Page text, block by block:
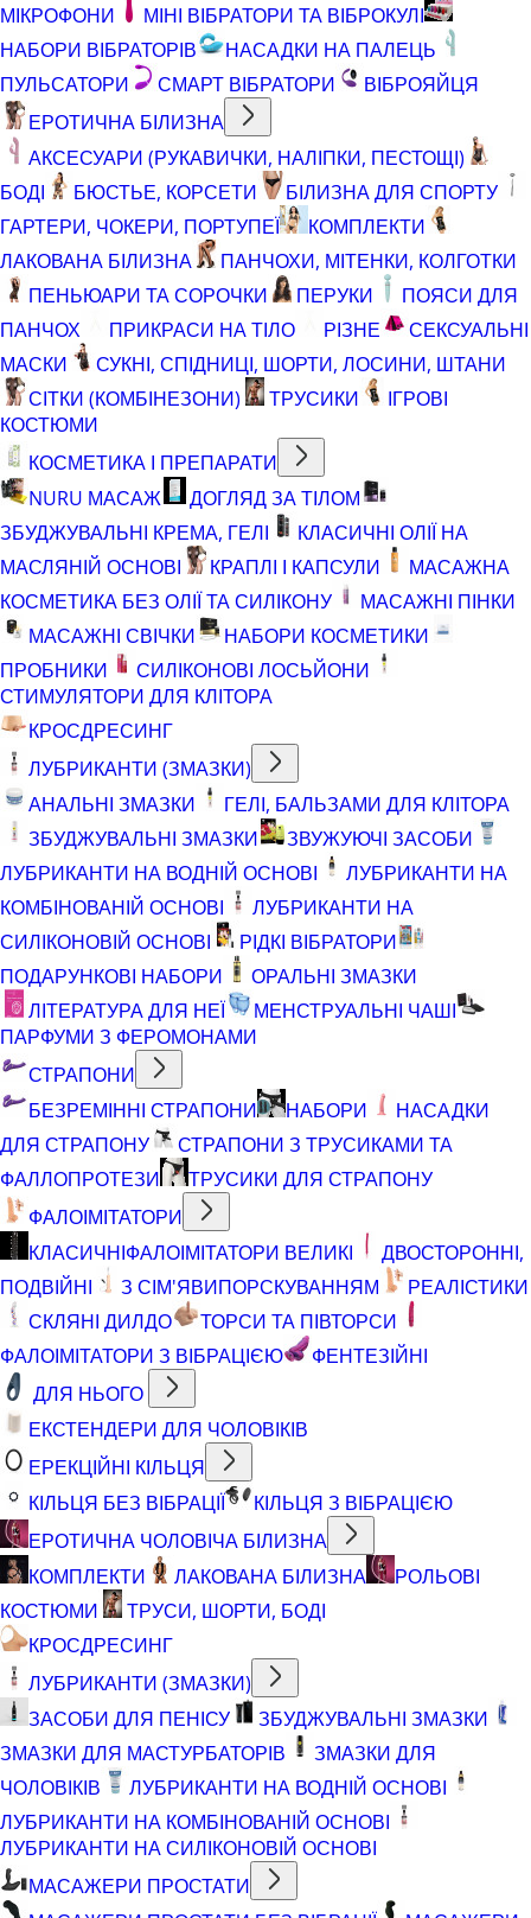
МІКРОФОНИ
МІНІ ВІБРАТОРИ ТА ВІБРОКУЛІ
НАБОРИ ВІБРАТОРІВ
НАСАДКИ НА ПАЛЕЦЬ
ПУЛЬСАТОРИ
СМАРТ ВІБРАТОРИ
ВІБРОЯЙЦЯ
ЕРОТИЧНА БІЛИЗНА
АКСЕСУАРИ (РУКАВИЧКИ, НАЛІПКИ, ПЕСТОЩІ)
БОДІ
БЮСТЬЕ, КОРСЕТИ
БІЛИЗНА ДЛЯ СПОРТУ
ГАРТЕРИ, ЧОКЕРИ, ПОРТУПЕЇ
КОМПЛЕКТИ
ЛАКОВАНА БІЛИЗНА
ПАНЧОХИ, МІТЕНКИ, КОЛГОТКИ
ПЕНЬЮАРИ ТА СОРОЧКИ
ПЕРУКИ
ПОЯСИ ДЛЯ
ПАНЧОХ
ПРИКРАСИ НА ТІЛО РІЗНЕ
СЕКСУАЛЬНІ
МАСКИ
СУКНІ, СПІДНИЦІ, ШОРТИ, ЛОСИНИ, ШТАНИ
СІТКИ (КОМБІНЕЗОНИ)
ТРУСИКИ
ІГРОВІ
КОСТЮМИ
КОСМЕТИКА І ПРЕПАРАТИ
NURU МАСАЖ
ДОГЛЯД ЗА ТІЛОМ
ЗБУДЖУВАЛЬНІ КРЕМА, ГЕЛІ
КЛАСИЧНІ ОЛІЇ НА
МАСЛЯНІЙ ОСНОВІ
КРАПЛІ І КАПСУЛИ
МАСАЖНА
КОСМЕТИКА БЕЗ ОЛІЇ ТА СИЛІКОНУ
МАСАЖНІ ПІНКИ
МАСАЖНІ СВІЧКИ
НАБОРИ КОСМЕТИКИ
ПРОБНИКИ
СИЛІКОНОВІ ЛОСЬЙОНИ
СТИМУЛЯТОРИ ДЛЯ КЛІТОРА
КРОСДРЕСИНГ
ЛУБРИКАНТИ (ЗМАЗКИ)
АНАЛЬНІ ЗМАЗКИ
ГЕЛІ, БАЛЬЗАМИ ДЛЯ КЛІТОРА
ЗБУДЖУВАЛЬНІ ЗМАЗКИ
ЗВУЖУЮЧІ ЗАСОБИ
ЛУБРИКАНТИ НА ВОДНІЙ ОСНОВІ
ЛУБРИКАНТИ НА
КОМБІНОВАНІЙ ОСНОВІ
ЛУБРИКАНТИ НА
СИЛІКОНОВІЙ ОСНОВІ
РІДКІ ВІБРАТОРИ
ПОДАРУНКОВІ НАБОРИ
ОРАЛЬНІ ЗМАЗКИ
ЛІТЕРАТУРА ДЛЯ НЕЇ
МЕНСТРУАЛЬНІ ЧАШІ
ПАРФУМИ З ФЕРОМОНАМИ
СТРАПОНИ
БЕЗРЕМІННІ СТРАПОНИ
НАБОРИ
НАСАДКИ
ДЛЯ СТРАПОНУ
СТРАПОНИ З ТРУСИКАМИ ТА
ФАЛЛОПРОТЕЗИ
ТРУСИКИ ДЛЯ СТРАПОНУ
ФАЛОІМІТАТОРИ
КЛАСИЧНІФАЛОІМІТАТОРИ ВЕЛИКІ
ДВОСТОРОННІ,
ПОДВІЙНІ
З СІМ'ЯВИПОРСКУВАННЯМ
РЕАЛІСТИКИ
СКЛЯНІ ДИЛДО
ТОРСИ ТА ПІВТОРСИ
ФАЛОІМІТАТОРИ З ВІБРАЦІЄЮ
ФЕНТЕЗІЙНІ
ДЛЯ НЬОГО
ЕКСТЕНДЕРИ ДЛЯ ЧОЛОВІКІВ
ЕРЕКЦІЙНІ КІЛЬЦЯ
КІЛЬЦЯ БЕЗ ВІБРАЦІЇ
КІЛЬЦЯ З ВІБРАЦІЄЮ
ЕРОТИЧНА ЧОЛОВІЧА БІЛИЗНА
КОМПЛЕКТИ
ЛАКОВАНА БІЛИЗНА
РОЛЬОВІ
КОСТЮМИ
ТРУСИ, ШОРТИ, БОДІ
КРОСДРЕСИНГ
ЛУБРИКАНТИ (ЗМАЗКИ)
ЗАСОБИ ДЛЯ ПЕНІСУ
ЗБУДЖУВАЛЬНІ ЗМАЗКИ
ЗМАЗКИ ДЛЯ МАСТУРБАТОРІВ
ЗМАЗКИ ДЛЯ
ЧОЛОВІКІВ
ЛУБРИКАНТИ НА ВОДНІЙ ОСНОВІ
ЛУБРИКАНТИ НА КОМБІНОВАНІЙ ОСНОВІ
ЛУБРИКАНТИ НА СИЛІКОНОВІЙ ОСНОВІ
МАСАЖЕРИ ПРОСТАТИ